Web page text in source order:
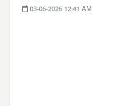
03-06-2026 12:41 AM